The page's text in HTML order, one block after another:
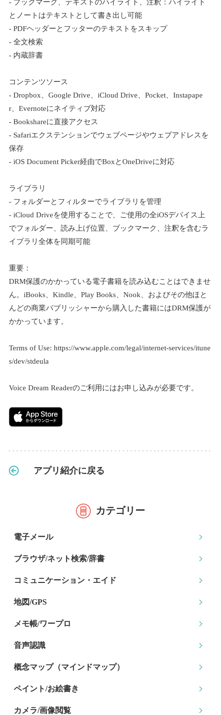
- ブックマーク、テキストのハイライト、注釈：ハイライト
とノートはテキストとして書き出し可能
- PDFヘッダーとフッターのテキストをスキップ
- 全文検索
- 内蔵辞書
コンテンツソース
- Dropbox、Google Drive、iCloud Drive、Pocket、Instapape
r、Evernoteにネイティブ対応
- Bookshareに直接アクセス
- Safariエクステンションでウェブページやウェブアドレスを
保存
- iOS Document Picker経由でBoxとOneDriveに対応
ライブラリ
- フォルダーとフィルターでライブラリを管理
- iCloud Driveを使用することで、ご使用の全iOSデバイス上
でフォルダー、読み上げ位置、ブックマーク、注釈を含むラ
イブラリ全体を同期可能
重要：
DRM保護のかかっている電子書籍を読み込むことはできませ
ん。iBooks、Kindle、Play Books、Nook、およびその他ほと
んどの商業パブリッシャーから購入した書籍にはDRM保護が
かかっています。
Terms of Use: https://www.apple.com/legal/internet-services/itune
s/dev/stdeula
Voice Dream Readerのご利用にはお申し込みが必要です。
アプリ紹介に戻る
カテゴリー
電子メール
ブラウザ/ネット検索/辞書
コミュニケーション・エイド
地図/GPS
メモ帳/ワープロ
音声認識
概念マップ（マインドマップ）
ペイント/お絵書き
カメラ/画像閲覧